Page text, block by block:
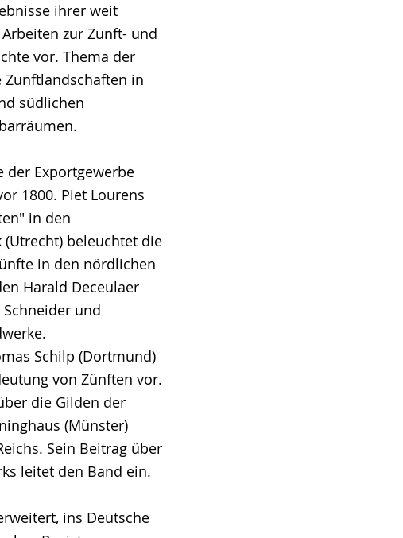
ihrer weit
zur Zunft- und
vor. Thema der
Zunftlandschaften in
südlichen
der Exportgewerbe
1800. Piet Lourens
in den
beleuchtet die
in den nördlichen
Harald Deceulaer
und
Schilp (Dortmund)
von Zünften vor.
die Gilden der
(Münster)
Sein Beitrag über
leitet den Band ein.
ins Deutsche